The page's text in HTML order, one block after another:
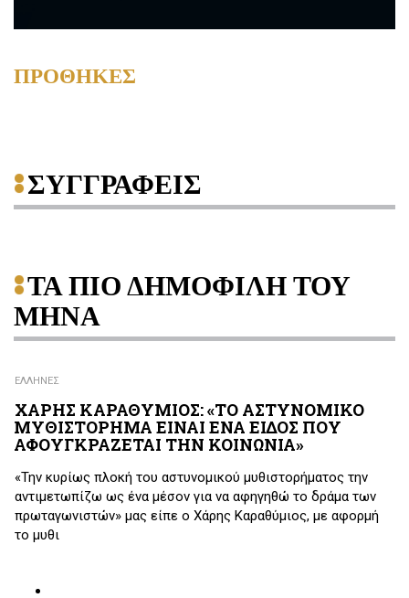
ΠΡΟΘΗΚΕΣ
ΣΥΓΓΡΑΦΕΙΣ
ΤΑ ΠΙΟ ΔΗΜΟΦΙΛΗ ΤΟΥ
ΜΗΝΑ
ΕΛΛΗΝΕΣ
ΧΑΡΗΣ ΚΑΡΑΘΥΜΙΟΣ: «ΤΟ ΑΣΤΥΝΟΜΙΚΟ
ΜΥΘΙΣΤΟΡΗΜΑ ΕΙΝΑΙ ΕΝΑ ΕΙΔΟΣ ΠΟΥ
ΑΦΟΥΓΚΡΑΖΕΤΑΙ ΤΗΝ ΚΟΙΝΩΝΙΑ»
«Την κυρίως πλοκή του αστυνομικού μυθιστορήματος την
αντιμετωπίζω ως ένα μέσον για να αφηγηθώ το δράμα των
πρωταγωνιστών» μας είπε ο Χάρης Καραθύμιος, με αφορμή
το μυθι